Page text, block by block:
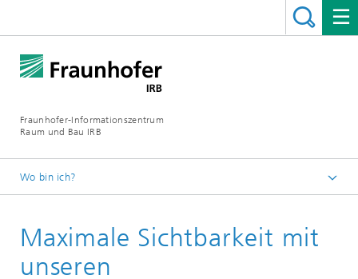
Fraunhofer-Informationszentrum
Raum und Bau IRB
Wo bin ich?
Leistungen
Maximale Sichtbarkeit mit
unseren